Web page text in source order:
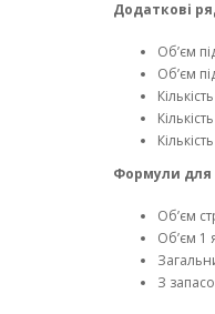
Додаткові
Об’єм
Об’єм
Формули для
Об’єм
Об’єм
З